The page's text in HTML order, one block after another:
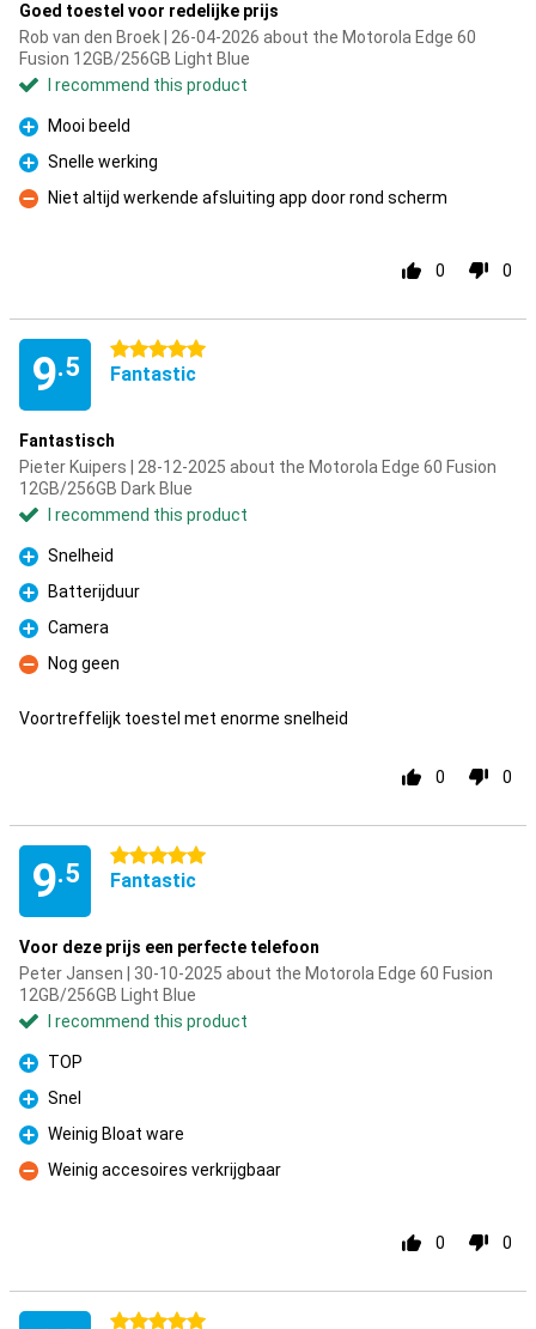
Goed toestel voor redelijke prijs
Rob van den Broek | 26-04-2026 about the Motorola Edge 60
Fusion 12GB/256GB Light Blue
I recommend this product
Pro
Mooi beeld
Pro
Snelle werking
Con
Niet altijd werkende afsluiting app door rond scherm
0 0
9.5
5 stars
Fantastic
Fantastisch
Pieter Kuipers | 28-12-2025 about the Motorola Edge 60 Fusion
12GB/256GB Dark Blue
I recommend this product
Pro
Snelheid
Pro
Batterijduur
Pro
Camera
Con
Nog geen
Voortreffelijk toestel met enorme snelheid
0 0
9.5
5 stars
Fantastic
Voor deze prijs een perfecte telefoon
Peter Jansen | 30-10-2025 about the Motorola Edge 60 Fusion
12GB/256GB Light Blue
I recommend this product
Pro
TOP
Pro
Snel
Pro
Weinig Bloat ware
Con
Weinig accesoires verkrijgbaar
0 0
5 stars